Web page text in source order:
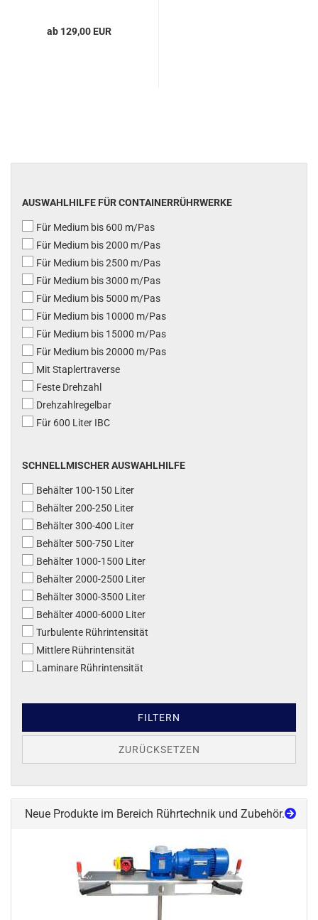
ab 129,00 EUR
AUSWAHLHILFE FÜR CONTAINERRÜHRWERKE
Für Medium bis 600 m/Pas
Für Medium bis 2000 m/Pas
Für Medium bis 2500 m/Pas
Für Medium bis 3000 m/Pas
Für Medium bis 5000 m/Pas
Für Medium bis 10000 m/Pas
Für Medium bis 15000 m/Pas
Für Medium bis 20000 m/Pas
Mit Staplertraverse
Feste Drehzahl
Drehzahlregelbar
Für 600 Liter IBC
SCHNELLMISCHER AUSWAHLHILFE
Behälter 100-150 Liter
Behälter 200-250 Liter
Behälter 300-400 Liter
Behälter 500-750 Liter
Behälter 1000-1500 Liter
Behälter 2000-2500 Liter
Behälter 3000-3500 Liter
Behälter 4000-6000 Liter
Turbulente Rührintensität
Mittlere Rührintensität
Laminare Rührintensität
FILTERN
ZURÜCKSETZEN
Neue Produkte im Bereich Rührtechnik und Zubehör.